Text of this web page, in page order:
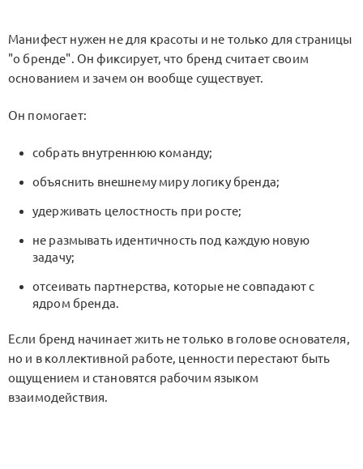
Манифест нужен не для красоты и не только для страницы
"о бренде". Он фиксирует, что бренд считает своим
основанием и зачем он вообще существует.
Он помогает:
собрать внутреннюю команду;
объяснить внешнему миру логику бренда;
удерживать целостность при росте;
не размывать идентичность под каждую новую
задачу;
отсеивать партнерства, которые не совпадают с
ядром бренда.
Если бренд начинает жить не только в голове основателя,
но и в коллективной работе, ценности перестают быть
ощущением и становятся рабочим языком
взаимодействия.